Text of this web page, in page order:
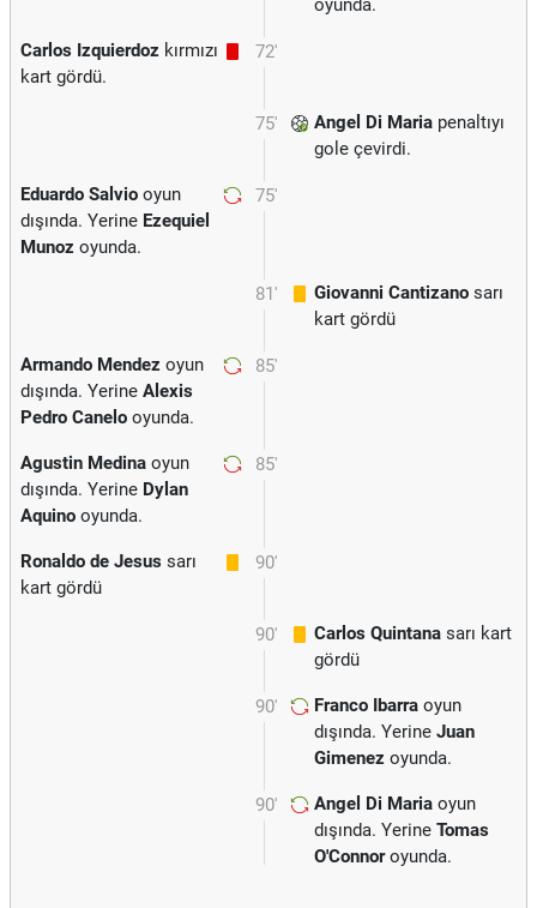
oyunda.
72'
Carlos Izquierdoz kırmızı
kart gördü.
75' Angel Di Maria penaltıyı
gole çevirdi.
75'
Eduardo Salvio oyun
dışında. Yerine Ezequiel
Munoz oyunda.
81' Giovanni Cantizano sarı
kart gördü
85'
Armando Mendez oyun
dışında. Yerine Alexis
Pedro Canelo oyunda.
85'
Agustin Medina oyun
dışında. Yerine Dylan
Aquino oyunda.
90'
Ronaldo de Jesus sarı
kart gördü
90' Carlos Quintana sarı kart
gördü
90' Franco Ibarra oyun
dışında. Yerine Juan
Gimenez oyunda.
90' Angel Di Maria oyun
dışında. Yerine Tomas
O'Connoroyunda.